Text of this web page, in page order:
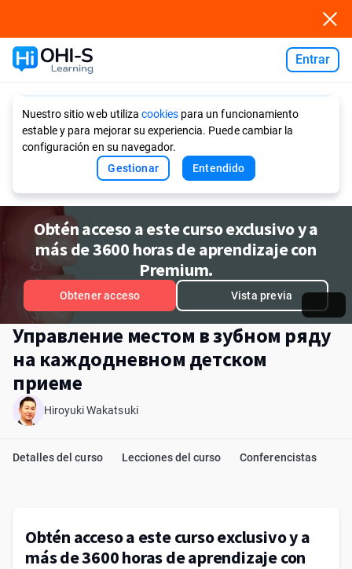
Entrar
Nuestro sitio web utiliza cookies para un funcionamiento
estable y para mejorar su experiencia. Puede cambiar la
configuración en su navegador.
Gestionar
Entendido
Obtén acceso a este curso exclusivo y a
más de 3600 horas de aprendizaje con
Premium.
Obtener acceso Vista previa
Управление местом в зубном ряду
на каждодневном детском
приеме
Hiroyuki Wakatsuki
Detalles del curso Lecciones del curso Conferencistas
Obtén acceso a este curso exclusivo y a
más de 3600 horas de aprendizaje con